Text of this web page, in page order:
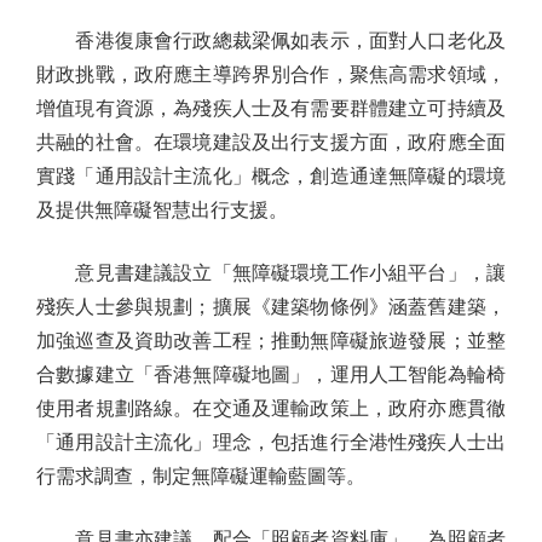
香港復康會行政總裁梁佩如表示，面對人口老化及
財政挑戰，政府應主導跨界別合作，聚焦高需求領域，
增值現有資源，為殘疾人士及有需要群體建立可持續及
共融的社會。在環境建設及出行支援方面，政府應全面
實踐「通用設計主流化」概念，創造通達無障礙的環境
及提供無障礙智慧出行支援。
意見書建議設立「無障礙環境工作小組平台」，讓
殘疾人士參與規劃；擴展《建築物條例》涵蓋舊建築，
加強巡查及資助改善工程；推動無障礙旅遊發展；並整
合數據建立「香港無障礙地圖」，運用人工智能為輪椅
使用者規劃路線。在交通及運輸政策上，政府亦應貫徹
「通用設計主流化」理念，包括進行全港性殘疾人士出
行需求調查，制定無障礙運輸藍圖等。